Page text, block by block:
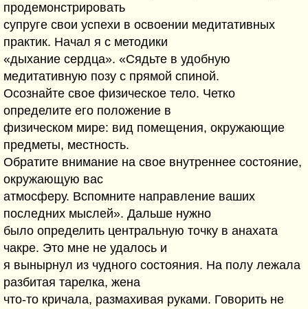
продемонстрировать
супруге свои успехи в освоении медитативных
практик. Начал я с методики
«дыхание сердца». «Сядьте в удобную
медитативную позу с прямой спиной.
Осознайте свое физическое тело. Четко
определите его положение в
физическом мире: вид помещения, окружающие
предметы, местность.
Обратите внимание на свое внутреннее состояние,
окружающую вас
атмосферу. Вспомните направление ваших
последних мыслей». Дальше нужно
было определить центральную точку в анахата
чакре. Это мне не удалось и
я вынырнул из чудного состояния. На полу лежала
разбитая тарелка, жена
что-то кричала, размахивая руками. Говорить не